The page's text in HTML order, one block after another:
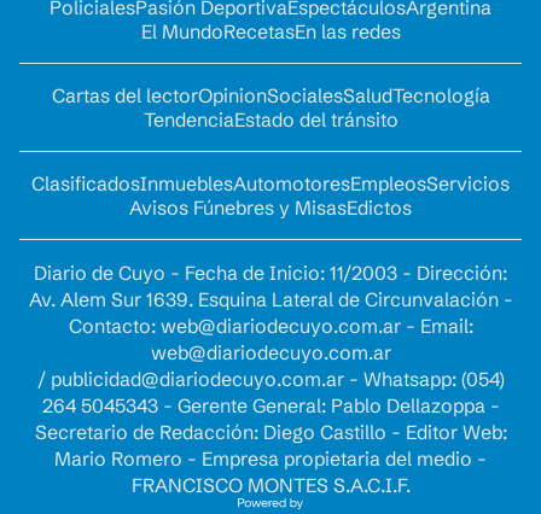
PolicialesPasión DeportivaEspectáculosArgentina
El MundoRecetasEn las redes
Cartas del lectorOpinionSocialesSaludTecnología
TendenciaEstado del tránsito
ClasificadosInmueblesAutomotoresEmpleosServicios
Avisos Fúnebres y MisasEdictos
Diario de Cuyo - Fecha de Inicio: 11/2003 - Dirección:
Av. Alem Sur 1639. Esquina Lateral de Circunvalación -
Contacto: web@diariodecuyo.com.ar- Email:
web@diariodecuyo.com.ar
/ publicidad@diariodecuyo.com.ar- Whatsapp: (054)
264 5045343 - Gerente General: Pablo Dellazoppa -
Secretario de Redacción: Diego Castillo - Editor Web:
Mario Romero - Empresa propietaria del medio -
FRANCISCO MONTES S.A.C.I.F.